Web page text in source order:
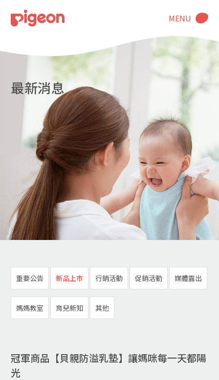
MENU
最新消息
重要公告 新品上市 行銷活動 促銷活動 媒體露出
媽媽教室 育兒新知 其他
冠軍商品【貝親防溢乳墊】讓媽咪每一天都陽
光